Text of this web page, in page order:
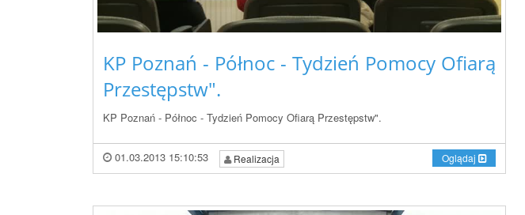
KP Poznań - Północ - Tydzień Pomocy Ofiarą
Przestępstw".
KP Poznań - Północ - Tydzień Pomocy Ofiarą Przestępstw".
01.03.2013 15:10:53 Realizacja Oglądaj